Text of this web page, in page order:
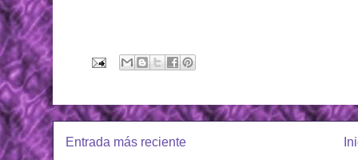
Entrada más reciente